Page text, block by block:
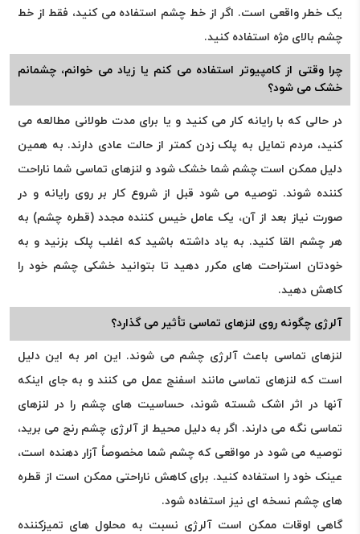
یک خطر واقعی است. اگر از خط چشم استفاده می کنید، فقط از خط
چشم بالای مژه استفاده کنید.
چرا وقتی از کامپیوتر استفاده می کنم یا زیاد می خوانم، چشمانم
خشک می شود؟
در حالی که با رایانه کار می کنید و یا برای مدت طولانی مطالعه می
کنید، مردم تمایل به پلک زدن کمتر از حالت عادی دارند. به همین
دلیل ممکن است چشم شما خشک شود و لنزهای تماسی شما ناراحت
کننده شوند. توصیه می شود قبل از شروع کار بر روی رایانه و در
صورت نیاز بعد از آن، یک عامل خیس کننده مجدد (قطره چشم) به
هر چشم القا کنید. به یاد داشته باشید که اغلب پلک بزنید و به
خودتان استراحت های مکرر دهید تا بتوانید خشکی چشم خود را
کاهش دهید.
آلرژی چگونه روی لنزهای تماسی تأثیر می گذارد؟
لنزهای تماسی باعث آلرژی چشم می شوند. این امر به این دلیل
است که لنزهای تماسی مانند اسفنج عمل می کنند و به جای اینکه
آنها در اثر اشک شسته شوند، حساسیت های چشم را در لنزهای
تماسی نگه می دارند. اگر به دلیل محیط از آلرژی چشم رنج می برید،
توصیه می شود در مواقعی که چشم شما مخصوصاً آزار دهنده است،
عینک خود را استفاده کنید. برای کاهش ناراحتی ممکن است از قطره
های چشم نسخه ای نیز استفاده شود.
گاهی اوقات ممکن است آلرژی نسبت به محلول های تمیزکننده